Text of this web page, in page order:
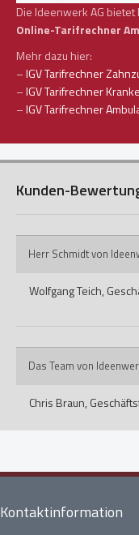
Die Ideenwerk AG
Online-Tarifrechner
Mehr dazu hier:
–IGV Tarifrechner
–IGV Tarifrechner
–IGV Tarifrechner
Kunden-
Herr Schmidt von
Wolfgang Teich,
Das Team von
Chris Braun,
Kontaktinformation